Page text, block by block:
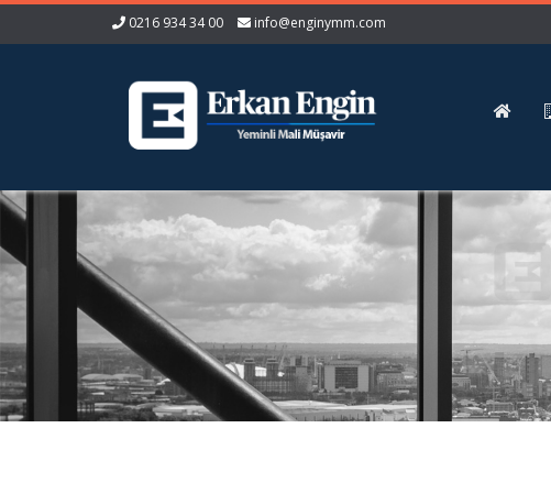
0216 934 34 00 info@enginymm.com